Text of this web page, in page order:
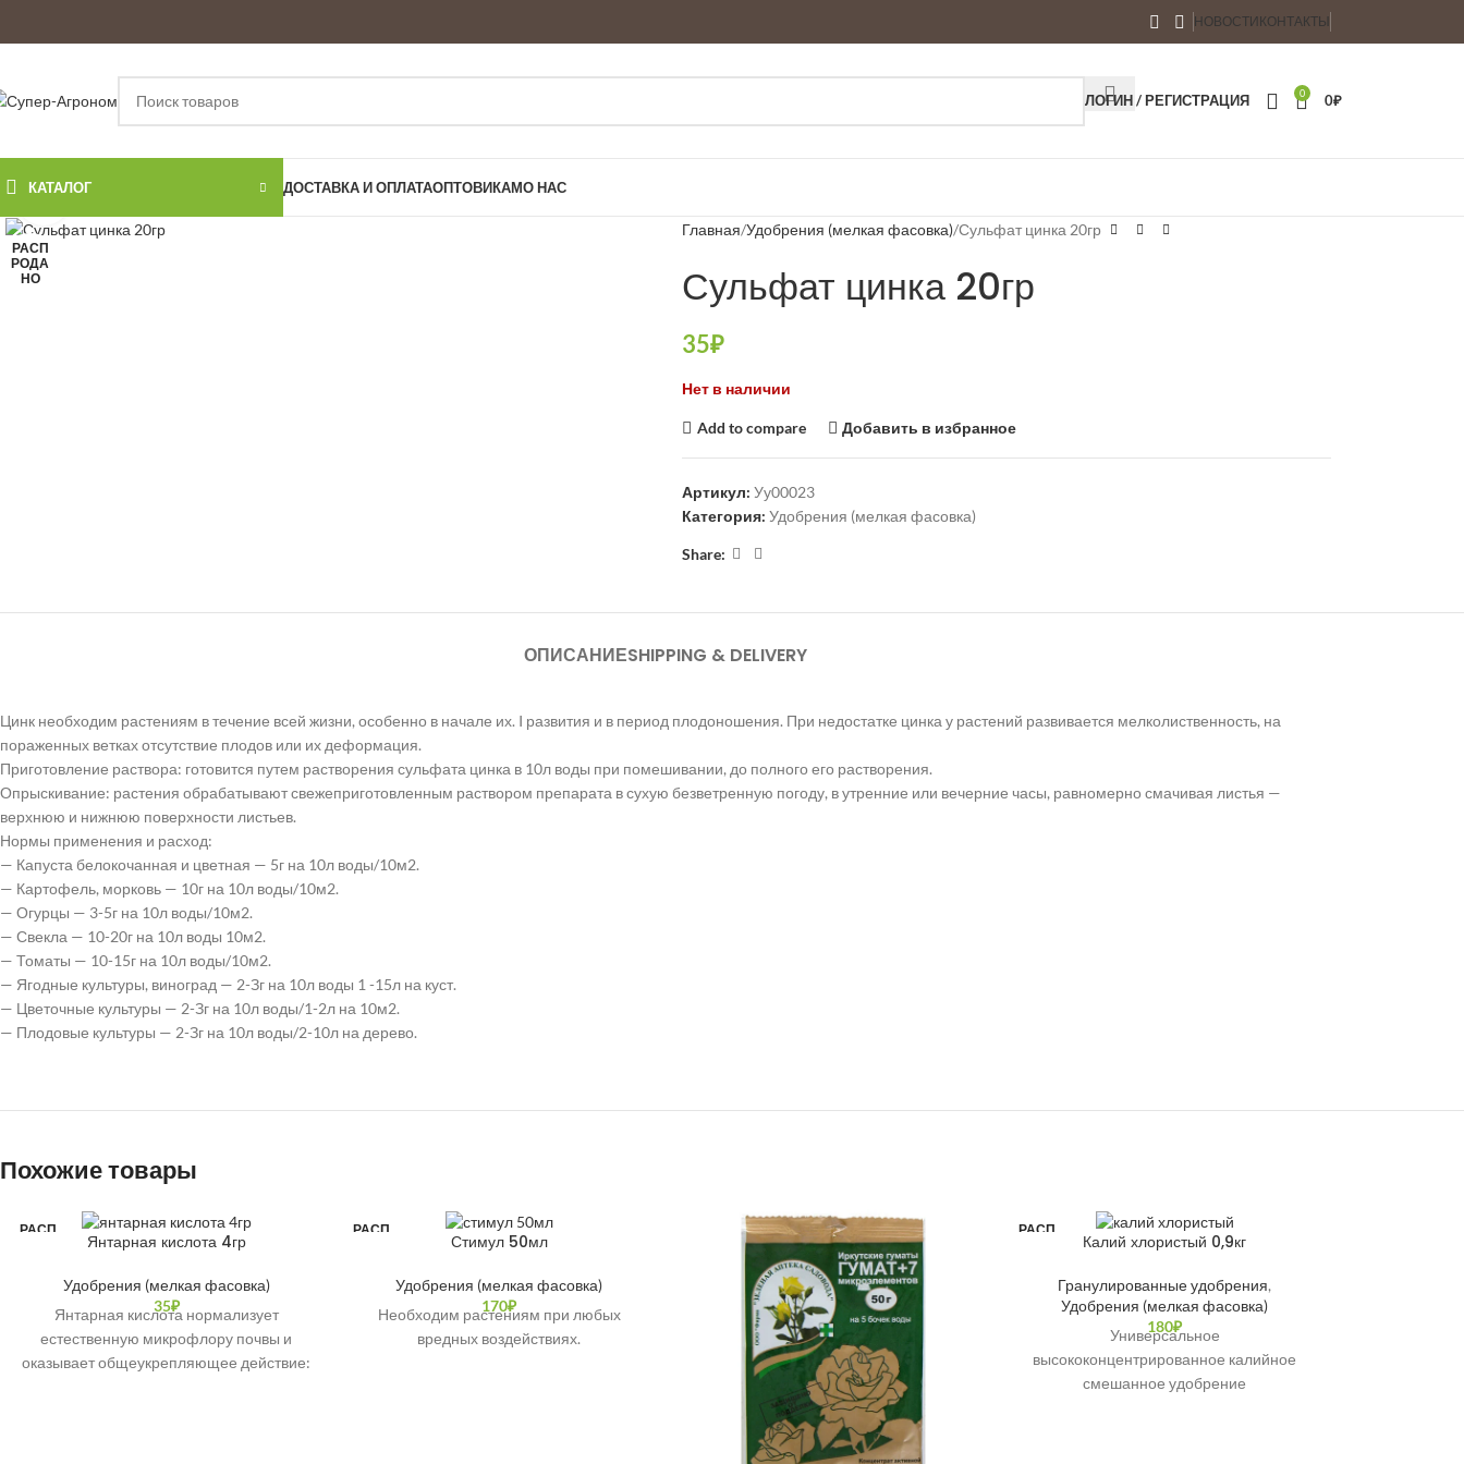
НОВОСТИКОНТАКТЫ
ЛОГИН / РЕГИСТРАЦИЯ 0 0₽
КАТАЛОГ ДОСТАВКА И ОПЛАТАОПТОВИКАМО НАС
РАСП
РОДА
НО
Увеличить
Главная Удобрения (мелкая фасовка) Сульфат цинка 20гр
Сульфат цинка 20гр
35₽
Нет в наличии
Add to compare Добавить в избранное
Артикул: Уу00023
Категория: Удобрения (мелкая фасовка)
Share:
ОПИСАНИЕSHIPPING & DELIVERY
Цинк необходим растениям в течение всей жизни, особенно в начале их. I развития и в период плодоношения. При недостатке цинка у растений развивается мелколиственность, на
пораженных ветках отсутствие плодов или их деформация.
Приготовление раствора: готовится путем растворения сульфата цинка в 10л воды при помешивании, до полного его растворения.
Опрыскивание: растения обрабатывают свежеприготовленным раствором препарата в сухую безветренную погоду, в утренние или вечерние часы, равномерно смачивая листья —
верхнюю и нижнюю поверхности листьев.
Нормы применения и расход:
— Капуста белокочанная и цветная — 5г на 10л воды/10м2.
— Картофель, морковь — 10г на 10л воды/10м2.
— Огурцы — 3-5г на 10л воды/10м2.
— Свекла — 10-20г на 10л воды 10м2.
— Томаты — 10-15г на 10л воды/10м2.
— Ягодные культуры, виноград — 2-Зг на 10л воды 1 -15л на куст.
— Цветочные культуры — 2-Зг на 10л воды/1-2л на 10м2.
— Плодовые культуры — 2-Зг на 10л воды/2-10л на дерево.
Похожие товары
РАСП
Янтарная кислота 4гр
Удобрения (мелкая фасовка)
35₽
Янтарная кислота нормализует
естественную микрофлору почвы и
оказывает общеукрепляющее действие:
РАСП
Стимул 50мл
Удобрения (мелкая фасовка)
170₽
Необходим растениям при любых
вредных воздействиях.
РАСП
Калий хлористый 0,9кг
Гранулированные удобрения,
Удобрения (мелкая фасовка)
180₽
Универсальное
высококонцентрированное калийное
смешанное удобрение